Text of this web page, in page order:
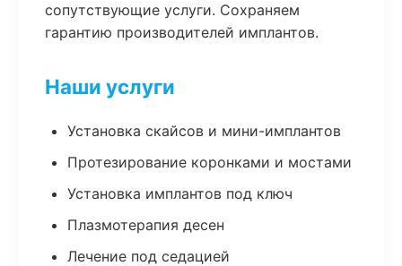
сопутствующие услуги. Сохраняем
гарантию производителей имплантов.
Наши услуги
Установка скайсов и мини-имплантов
Протезирование коронками и мостами
Установка имплантов под ключ
Плазмотерапия десен
Лечение под седацией